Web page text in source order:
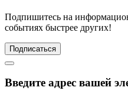
Подпишитесь на
событиях быстрее других!
Подписаться
Введите адрес вашей